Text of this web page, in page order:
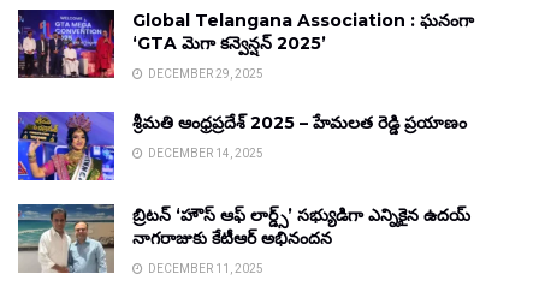
Global Telangana Association : ఘనంగా
‘GTA మెగా కన్వెన్షన్ 2025’
DECEMBER 29, 2025
శ్రీమతి ఆంధ్రప్రదేశ్ 2025 – హేమలత రెడ్డి ప్రయాణం
DECEMBER 14, 2025
బ్రిటన్ ‘హౌస్ ఆఫ్ లార్డ్స్’ సభ్యుడిగా ఎన్నికైన ఉదయ్
నాగరాజుకు కేటీఆర్ అభినందన
DECEMBER 11, 2025